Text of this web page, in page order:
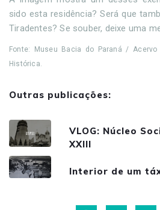
sido esta residência? Será que
Tiradentes? Se souber, deixe uma
Fonte: Museu Bacia do Paraná / Acervo
Histórica.
Outras publicações:
VLOG: Núcleo
XXIII
Interior de um